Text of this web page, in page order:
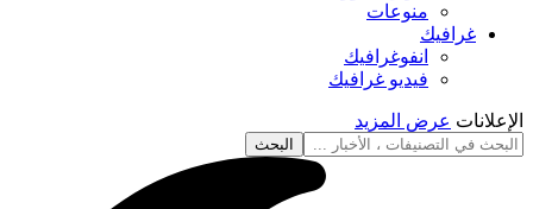
منوعات
غرافيك
انفوغرافيك
فيديو غرافيك
الإعلانات عرض المزيد